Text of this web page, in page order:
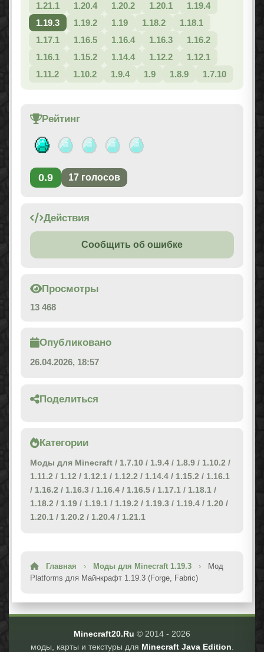
1.21.1
1.20.4 1.20.2 1.20.1
1.19.4
1.19.3
1.19.2 1.19 1.18.2
1.18.1
1.17.1
1.16.5 1.16.4 1.16.3
1.16.2
1.16.1
1.15.2 1.14.4 1.12.2
1.12.1
1.11.2
1.10.2 1.9.4 1.9 1.8.9 1.7.10
Рейтинг
0.9 17 голосов
Действия
Сообщить об ошибке
Просмотры
13 468
Опубликовано
26.04.2026, 18:57
Поделиться
Категории
Моды для Minecraft / 1.7.10 / 1.9.4 / 1.8.9 / 1.10.2 /
1.11.2 / 1.12 / 1.12.1 / 1.12.2 / 1.14.4 / 1.15.2 / 1.16.1
/ 1.16.2 / 1.16.3 / 1.16.4 / 1.16.5 / 1.17.1 / 1.18.1 /
1.18.2 / 1.19 / 1.19.1 / 1.19.2 / 1.19.3 / 1.19.4 / 1.20 /
1.20.1 / 1.20.2 / 1.20.4 / 1.21.1
Главная › Моды для Minecraft 1.19.3 ›
Мод
Platforms для Майнкрафт 1.19.3 (Forge, Fabric)
Minecraft20.Ru © 2014 - 2026
моды, карты и текстуры для Minecraft Java Edition.